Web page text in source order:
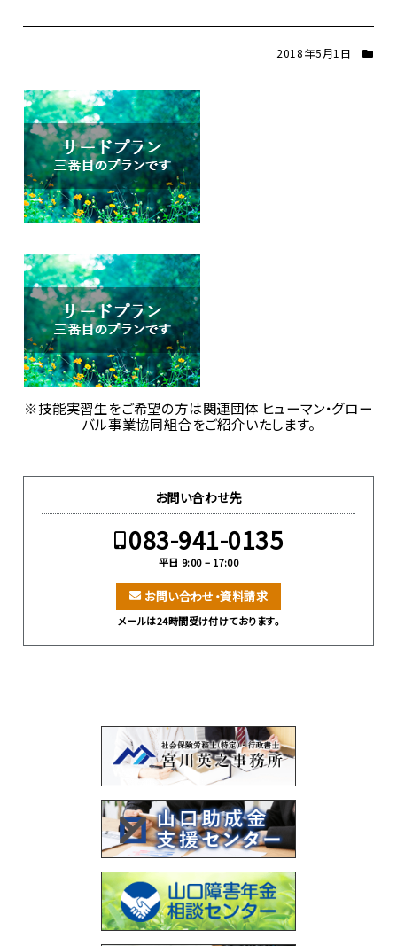
2018年5月1日
※技能実習生をご希望の方は関連団体 ヒューマン・グロー
バル事業協同組合をご紹介いたします。
お問い合わせ先
083-941-0135
平日 9:00 – 17:00
お問い合わせ・資料請求
メールは24時間受け付けております。